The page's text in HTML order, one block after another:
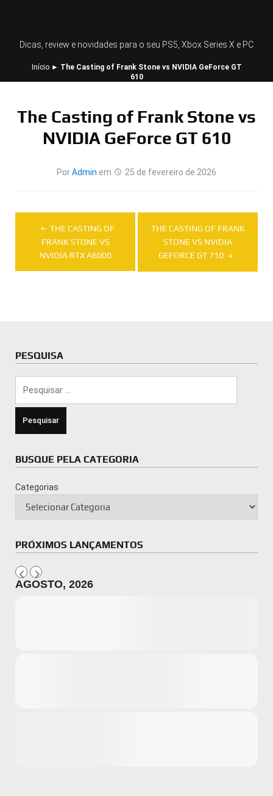
Dicas, review e novidades para o seu PS5, Xbox Series X e PC
Início► The Casting of Frank Stone vs NVIDIA GeForce GT
610
The Casting of Frank Stone vs
NVIDIA GeForce GT 610
PorAdmin em 25 de fevereiro de 2026
Navegação
Post
THE CASTING OF
FRANK STONE VS
NVIDIA RTX A6000
THE CASTING OF FRANK
STONE VS NVIDIA
GEFORCE GT 710
PESQUISA
BUSQUE PELA CATEGORIA
Categorias
PRÓXIMOS LANÇAMENTOS
AGOSTO, 2026